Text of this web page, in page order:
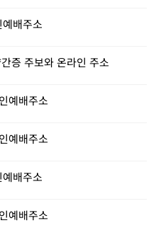
배주소
증 주보와 온라인 주소
예배주소
예배주소
배주소
예배주소